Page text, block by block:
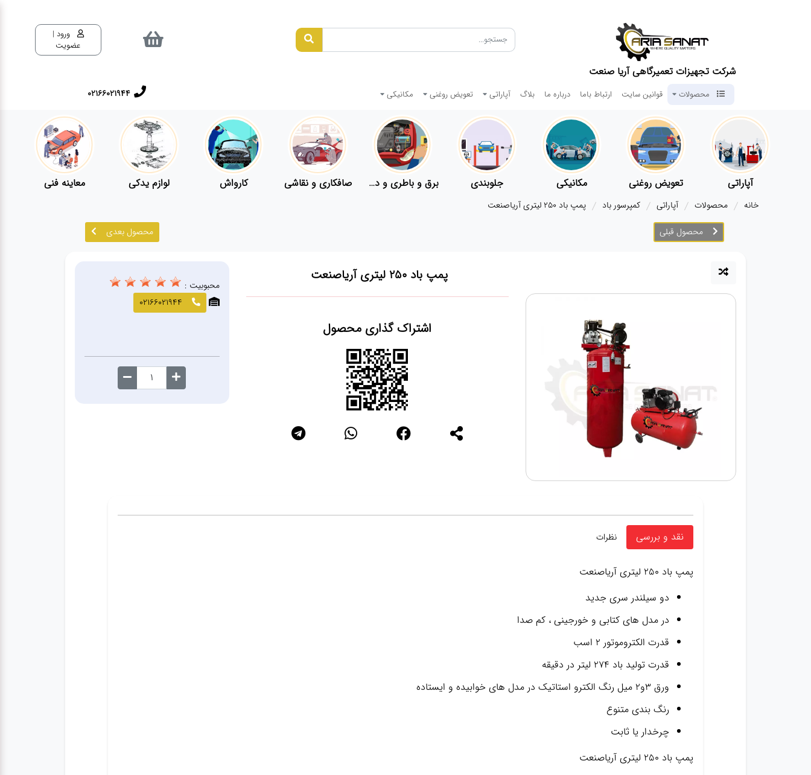
شرکت تجهیزات تعمیرگاهی آریا صنعت
ورود |
عضویت
محصولات قوانین سایت ارتباط باما درباره ما بلاگ آپاراتی تعویض روغنی مکانیکی 02166021944
آپاراتی تعویض روغنی مکانیکی جلوبندی برق و باطری و دیاگ صافکاری و نقاشی کارواش لوازم یدکی معاینه فنی
خانه محصولات آپاراتی کمپرسور باد
پمپ باد ۲۵۰ لیتری آریاصنعت
محصول قبلی
محصول بعدی
پمپ باد ۲۵۰ لیتری آریاصنعت
اشتراک گذاری محصول
محبوبیت :
02166021944
نقد و بررسی نظرات
پمپ باد ۲۵۰ لیتری آریاصنعت
دو سیلندر سری جدید
در مدل های کتابی و خورجینی ، کم صدا
قدرت الکتروموتور ۲ اسب
قدرت تولید باد ۲۷۴ لیتر در دقیقه
ورق ۳و۲ میل رنگ الکترو استاتیک در مدل های خوابیده و ایستاده
رنگ بندی متنوع
چرخدار یا ثابت
پمپ باد ۲۵۰ لیتری آریاصنعت